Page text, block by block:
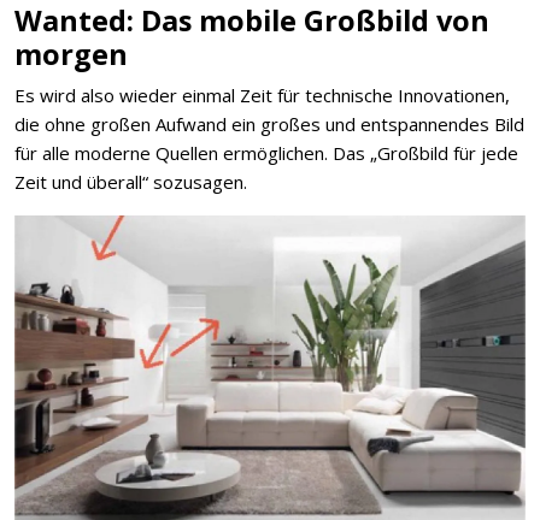
Wanted: Das mobile Großbild von
morgen
Es wird also wieder einmal Zeit für technische Innovationen,
die ohne großen Aufwand ein großes und entspannendes Bild
für alle moderne Quellen ermöglichen. Das „Großbild für jede
Zeit und überall“ sozusagen.